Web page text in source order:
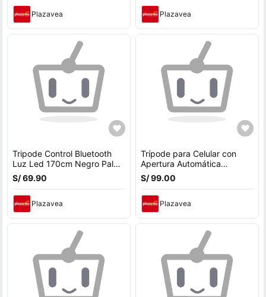
Plazavea Plazavea
Tripode Control Bluetooth
Luz Led 170cm Negro Palo
Selfie
S/ 69.90
Plazavea
Trípode para Celular con
Apertura Automática
MOVISUN Tree T60 Palo
Selfie y Control Bluetooth
S/ 99.00
Plazavea